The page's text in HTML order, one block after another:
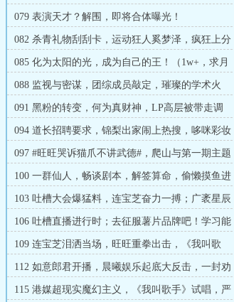
079 表演天才？解围，即将合体曝光！
082 杀青礼物刮刮卡，运动狂人奚梦泽，疯狂上分
中！（求追读）
085 化为太阳的光，成为自己的王！（1w+，求月
票求订阅！）
088 监视与密谋，团综成员敲定，璀璨的学术火
花！（8K+求订求月票）
091 黑粉的转变，何为真财神，LP高层被带走调
查！（1W+求月票）
094 道长招聘要求，锦梨出家闹上热搜，哆咪彩妆
的豪赌！
097 #旺旺哭诉猫爪不讲武德#，爬山与第一期主题
敲定（8K求月票））
100 一群仙人，畅谈剧本，解签算命，偷懒摸鱼进
~（8K求月票）
103 吐槽大会爆猛料，连宝芝奋力一搏；广袤星辰
谁敢称王，天气预报突破
106 吐槽直播进行时；去征服薯片品牌吧！学习能
力大提升（8K求月票）
109 连宝芝泪洒当场，旺旺重拳出击，《我叫歌
手》选歌争夺战（8K）
112 如意郎君开播，晨曦娱乐起底大反击，一封劝
诫书（1w求月票）
115 港媒超现实魔幻主义，《我叫歌手》试唱，严